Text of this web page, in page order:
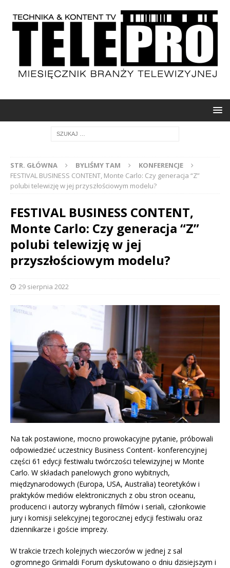
STR. GŁÓWNA BYLIŚMY TAM
KONFERENCJE
FESTIVAL BUSINESS CONTENT, Monte Carlo: Czy generacja “Z”
polubi telewizję w jej przyszłościowym modelu?
FESTIVAL BUSINESS CONTENT,
Monte Carlo: Czy generacja “Z”
polubi telewizję w jej
przyszłościowym modelu?
29 sierpnia 2022
Na tak postawione, mocno prowokacyjne pytanie, próbowali
odpowiedzieć uczestnicy Business Content- konferencyjnej
części 61 edycji festiwalu twórczości telewizyjnej w Monte
Carlo. W składach panelowych grono wybitnych,
międzynarodowych (Europa, USA, Australia) teoretyków i
praktyków mediów elektronicznych z obu stron oceanu,
producenci i autorzy wybranych filmów i seriali, członkowie
jury i komisji selekcyjnej tegorocznej edycji festiwalu oraz
dziennikarze i goście imprezy.
W trakcie trzech kolejnych wieczorów w jednej z sal
ogromnego Grimaldi Forum dyskutowano o dniu dzisiejszym i